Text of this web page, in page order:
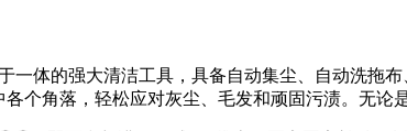
一体的强大清洁工具，具备自动集尘、自动洗
个角落，轻松应对灰尘、毛发和顽固污渍。无论